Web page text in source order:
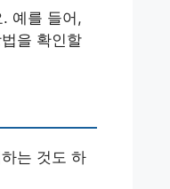
예를 들어,
을 확인할
는 것도 하